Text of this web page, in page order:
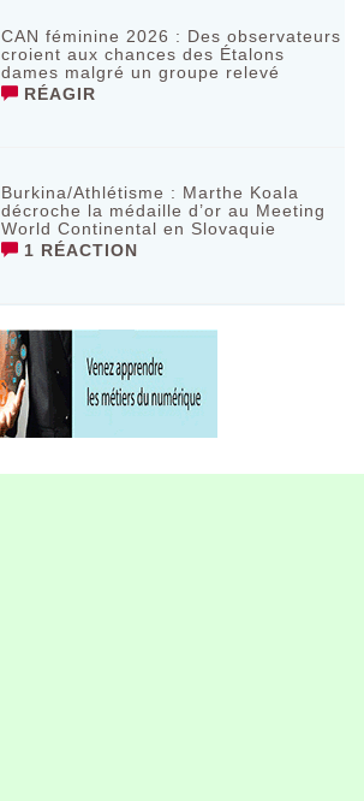
CAN féminine 2026 : Des observateurs
croient aux chances des Étalons
dames malgré un groupe relevé
RÉAGIR
Burkina/Athlétisme : Marthe Koala
décroche la médaille d’or au Meeting
World Continental en Slovaquie ‎
1 RÉACTION